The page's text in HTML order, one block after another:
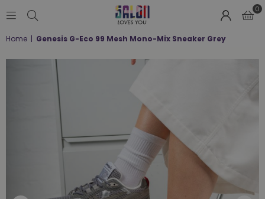
LOVES
;-)
0
Home | Genesis G-Eco 99 Mesh Mono-Mix Sneaker Grey